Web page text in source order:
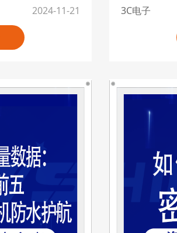
2024-11-21 3C电子